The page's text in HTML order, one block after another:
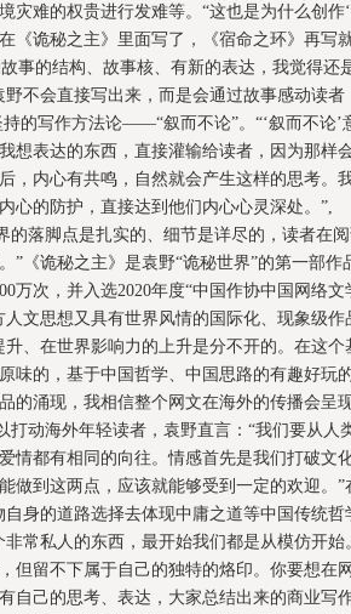
灾难的权贵进行发难等。“这也是为什么创作
《诡秘之主》里面写了，《宿命之环》再写
的结构、故事核、有新的表达，我觉得还
不会直接写出来，而是会通过故事感动读
写作方法论——“叙而不论”。“‘叙而不论’
想表达的东西，直接灌输给读者，因为那样
，内心有共鸣，自然就会产生这样的思考。
心的防护，直接达到他们内心心灵深处。
落脚点是扎实的、细节是详尽的，读者在阅
”《诡秘之主》是袁野“诡秘世界”的第一部作
万次，并入选2020年度“中国作协中国网络文
人文思想又具有世界风情的国际化、现象
、在世界影响力的上升是分不开的。在这
味的，基于中国哲学、中国思路的有趣好玩
的涌现，我相信整个网文在海外的传播会呈
动海外年轻读者，袁野直言：“我们要从人
情都有相同的向往。情感首先是我们打破文
做到这两点，应该就能够受到一定的欢迎。”
自身的道路选择去体现中庸之道等中国传
非常私人的东西，最开始我们都是从模仿开
但留不下属于自己的独特的烙印。你要想在
自己的思考、表达，大家总结出来的商业写